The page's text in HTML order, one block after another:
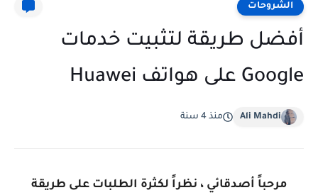
الشروحات
أفضل طريقة لتثبيت خدمات
Google على هواتف Huawei
Ali Mahdi منذ 4 سنة
مرحباً أصدقائي ، نظراً لكثرة الطلبات على طريقة